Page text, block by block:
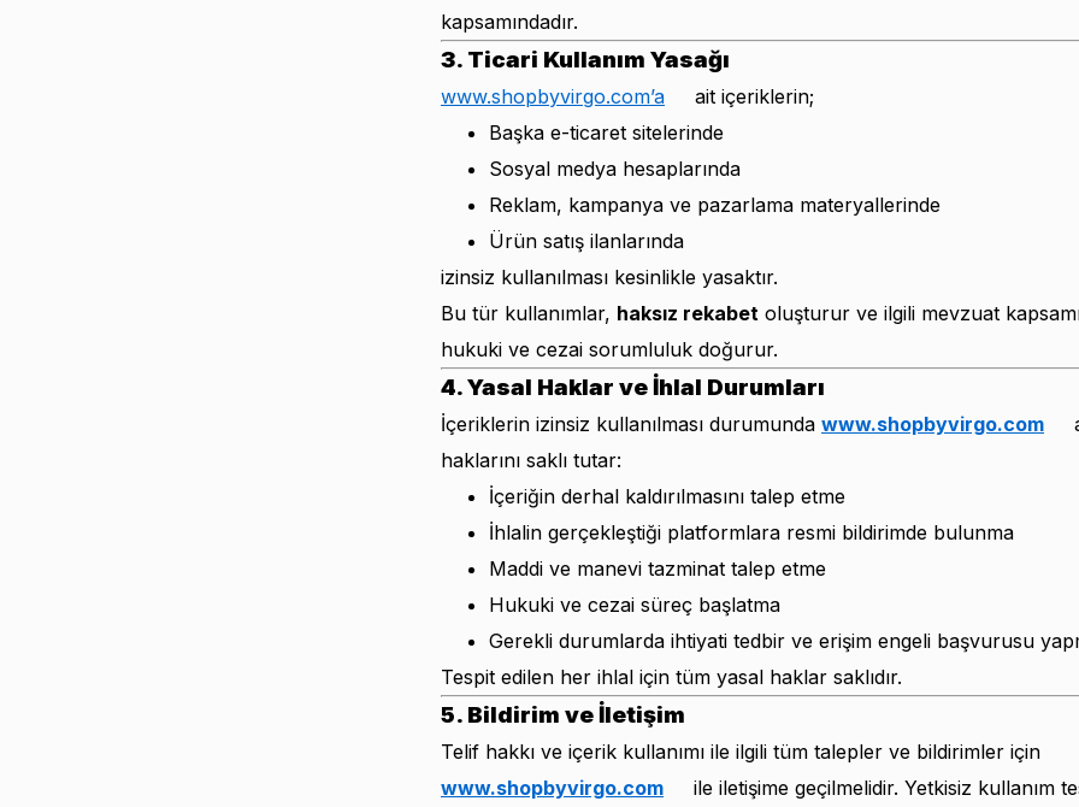
kapsamındadır.
3. Ticari Kullanım Yasağı
www.shopbyvirgo.com’a
ait içeriklerin;
Başka e-ticaret sitelerinde
Sosyal medya hesaplarında
Reklam, kampanya ve pazarlama materyallerinde
Ürün satış ilanlarında
izinsiz kullanılması kesinlikle yasaktır.
Bu tür kullanımlar, haksız rekabet oluşturur ve ilgili mevzuat
hukuki ve cezai sorumluluk doğurur.
4. Yasal Haklar ve İhlal Durumları
İçeriklerin izinsiz kullanılması durumunda www.shopbyvirgo.com
haklarını saklı tutar:
İçeriğin derhal kaldırılmasını talep etme
İhlalin gerçekleştiği platformlara resmi bildirimde bulunma
Maddi ve manevi tazminat talep etme
Hukuki ve cezai süreç başlatma
Gerekli durumlarda ihtiyati tedbir ve erişim engeli başvurusu
Tespit edilen her ihlal için tüm yasal haklar saklıdır.
5. Bildirim ve İletişim
Telif hakkı ve içerik kullanımı ile ilgili tüm talepler ve bildirimler için
www.shopbyvirgo.com
ile iletişime geçilmelidir. Yetkisiz kullanım